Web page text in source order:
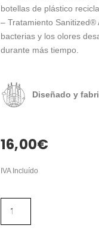
botellas de plástico
– Tratamiento Sanitized®
bacterias y los olores
durante más tiempo.
Diseñado y
16,00€
IVA Incluído